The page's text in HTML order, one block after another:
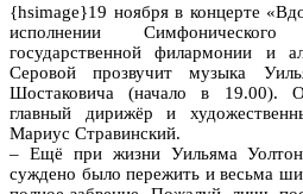
{hsimage}19 ноября в концерте
исполнении
государственной филармонии и
Серовой прозвучит музыка
Шостаковича (начало в 19.00). О
главный дирижёр и
Мариус Стравинский.
– Ещё при жизни Уильяма
суждено было пережить и весьма